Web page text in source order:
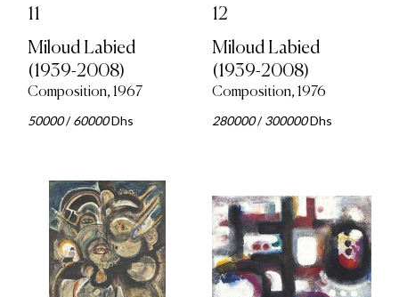
11
Miloud Labied
(1939-2008)
Composition, 1967
50000/60000Dhs
12
Miloud Labied
(1939-2008)
Composition, 1976
280000/300000Dhs